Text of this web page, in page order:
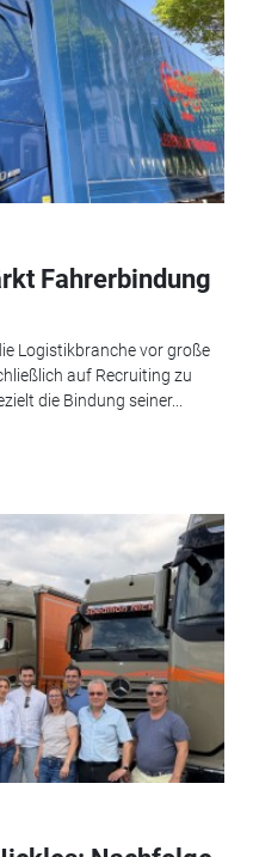
Fahrerbindung
Logistikbranche vor große
auf Recruiting zu
die Bindung seiner...